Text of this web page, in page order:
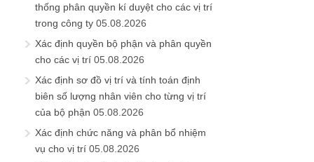
thống phân quyền kí duyệt cho các vị trí
trong công ty 05.08.2026
Xác định quyền bộ phận và phân quyền
cho các vị trí 05.08.2026
Xác định sơ đồ vị trí và tính toán định
biên số lượng nhân viên cho từng vị trí
của bộ phận 05.08.2026
Xác định chức năng và phân bổ nhiệm
vụ cho vị trí 05.08.2026